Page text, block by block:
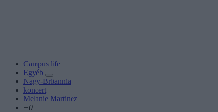
Campus life
Egyéb
Nagy-Britannia
koncert
Melanie Martinez
+0